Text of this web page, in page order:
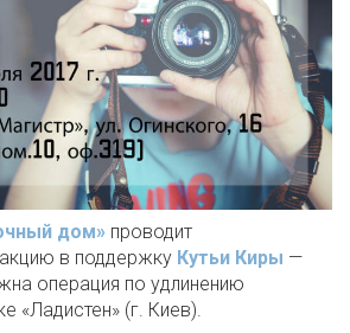
дом» проводит
в поддержку Кутьи Киры —
операция по удлинению
«Ладистен» (г. Киев).